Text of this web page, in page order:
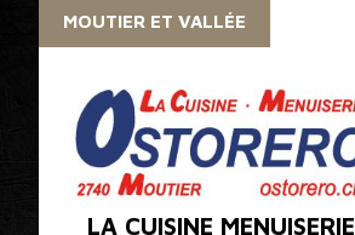
MOUTIER ET VALLÉE
LA CUISINE MENUISERIE